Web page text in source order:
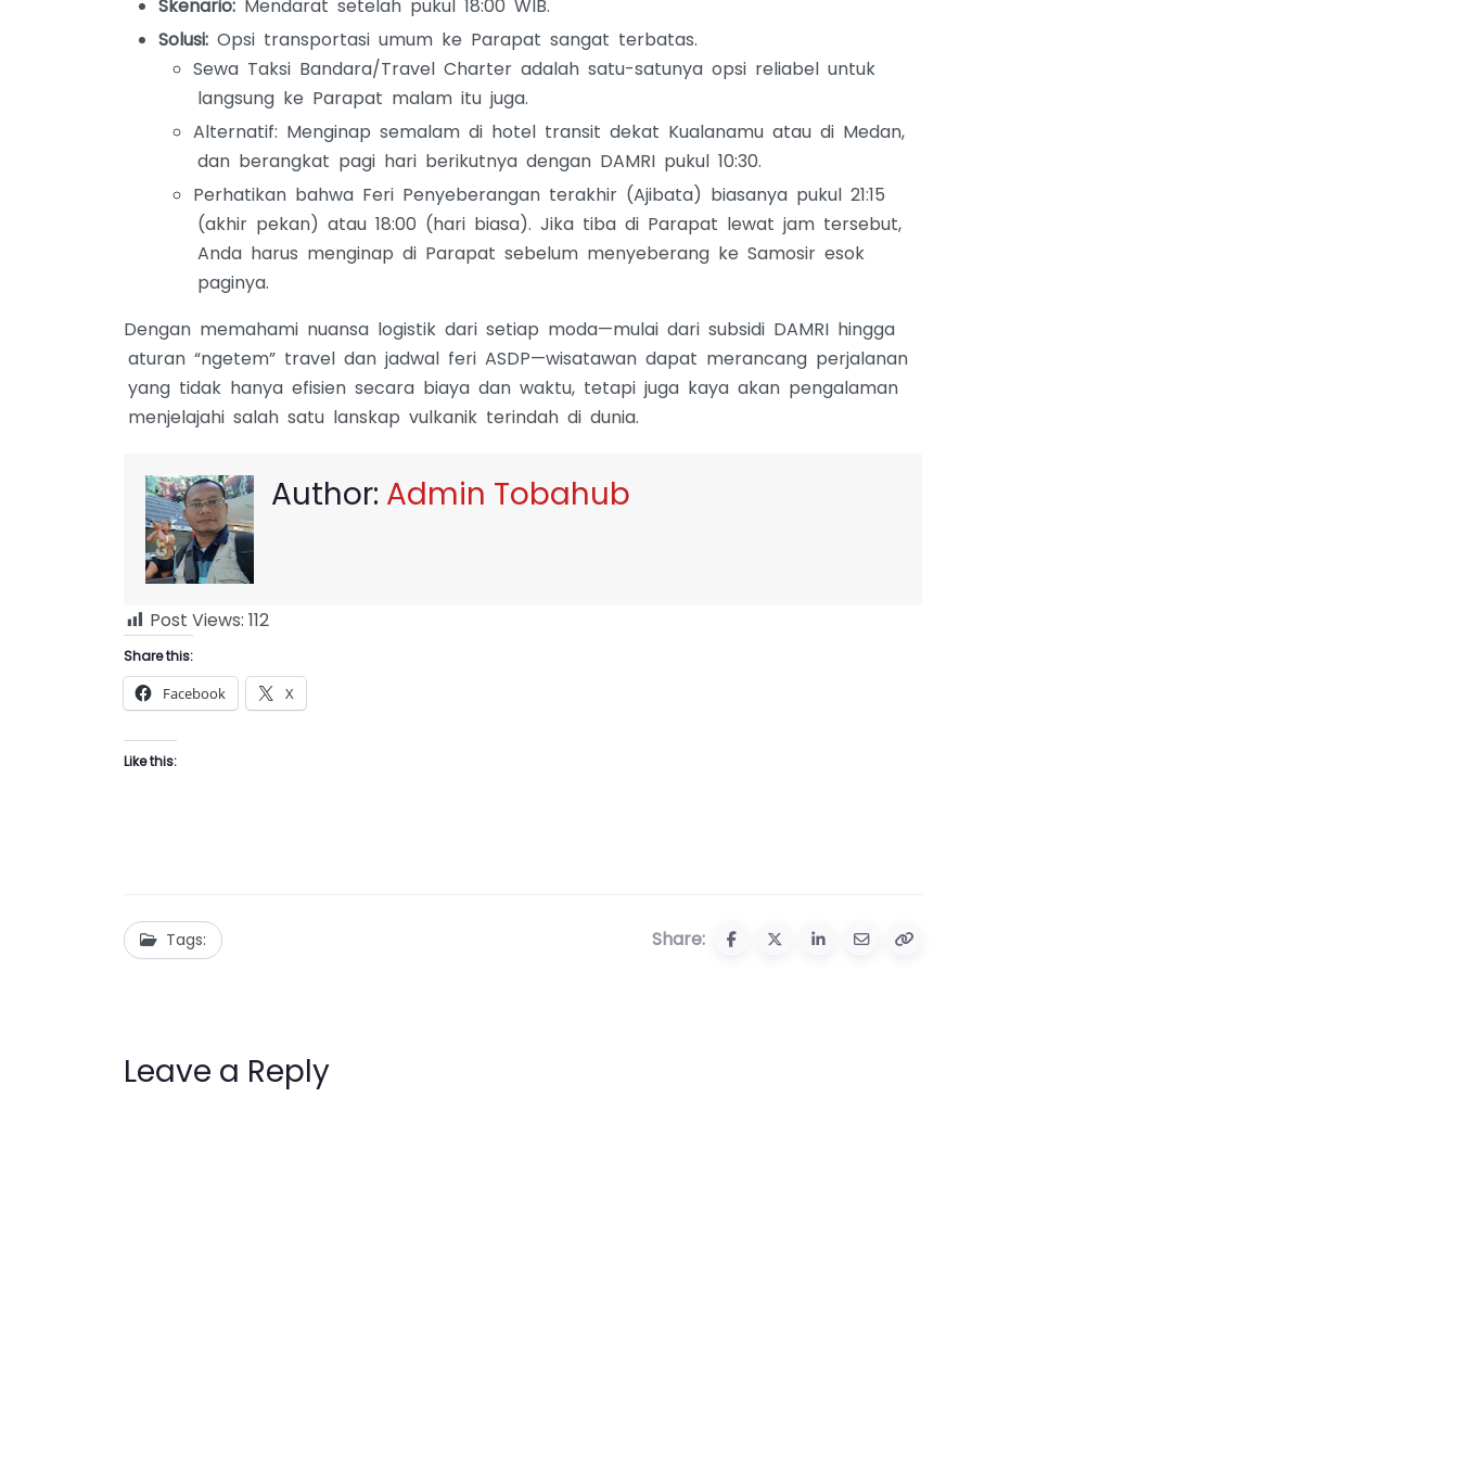
Skenario: Mendarat setelah pukul 18:00 WIB.
Solusi: Opsi transportasi umum ke Parapat sangat terbatas.
Sewa Taksi Bandara/Travel Charter adalah satu-satunya opsi reliabel untuk
langsung ke Parapat malam itu juga.
Alternatif: Menginap semalam di hotel transit dekat Kualanamu atau di Medan,
dan berangkat pagi hari berikutnya dengan DAMRI pukul 10:30.
Perhatikan bahwa Feri Penyeberangan terakhir (Ajibata) biasanya pukul 21:15
(akhir pekan) atau 18:00 (hari biasa). Jika tiba di Parapat lewat jam tersebut,
Anda harus menginap di Parapat sebelum menyeberang ke Samosir esok
paginya.
Dengan memahami nuansa logistik dari setiap moda—mulai dari subsidi DAMRI hingga
aturan “ngetem” travel dan jadwal feri ASDP—wisatawan dapat merancang perjalanan
yang tidak hanya efisien secara biaya dan waktu, tetapi juga kaya akan pengalaman
menjelajahi salah satu lanskap vulkanik terindah di dunia.
Author: Admin Tobahub
Post Views: 112
Share this:
Facebook X
Like this:
Tags: Share:
Leave a Reply